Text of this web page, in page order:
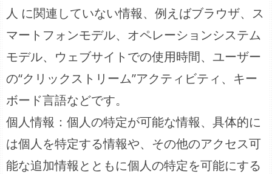
人 に関連していない情報、例えばブラウザ、ス
マートフォンモデル、オペレーションシステム
モデル、ウェブサイトでの使用時間、ユーザー
の“クリックストリーム”アクティビティ、キー
ボード言語などです。
個人情報：個人の特定が可能な情報、具体的に
は個人を特定する情報や、その他のアクセス可
能な追加情報とともに個人の特定を可能にする